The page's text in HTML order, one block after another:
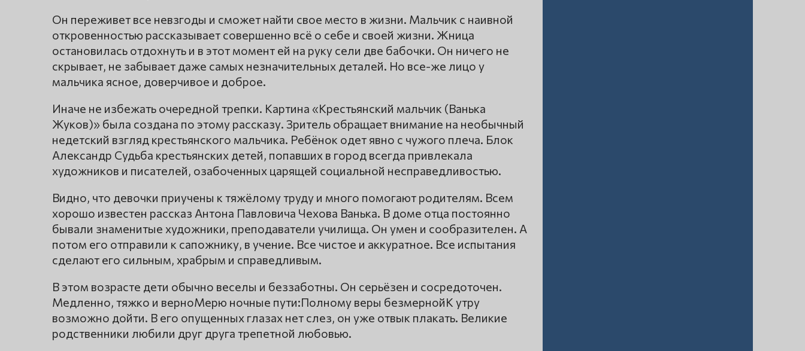
Он переживет все невзгоды и сможет найти свое место в жизни. Мальчик с наивной
откровенностью рассказывает совершенно всё о себе и своей жизни. Жница
остановилась отдохнуть и в этот момент ей на руку сели две бабочки. Он ничего не
скрывает, не забывает даже самых незначительных деталей. Но все-же лицо у
мальчика ясное, доверчивое и доброе.
Иначе не избежать очередной трепки. Картина «Крестьянский мальчик (Ванька
Жуков)» была создана по этому рассказу. Зритель обращает внимание на необычный
недетский взгляд крестьянского мальчика. Ребёнок одет явно с чужого плеча. Блок
Александр Судьба крестьянских детей, попавших в город всегда привлекала
художников и писателей, озабоченных царящей социальной несправедливостью.
Видно, что девочки приучены к тяжёлому труду и много помогают родителям. Всем
хорошо известен рассказ Антона Павловича Чехова Ванька. В доме отца постоянно
бывали знаменитые художники, преподаватели училища. Он умен и сообразителен. А
потом его отправили к сапожнику, в учение. Все чистое и аккуратное. Все испытания
сделают его сильным, храбрым и справедливым.
В этом возрасте дети обычно веселы и беззаботны. Он серьёзен и сосредоточен.
Медленно, тяжко и верноМерю ночные пути:Полному веры безмернойК утру
возможно дойти. В его опущенных глазах нет слез, он уже отвык плакать. Великие
родственники любили друг друга трепетной любовью.